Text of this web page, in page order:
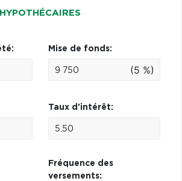
HYPOTHÉCAIRES
Mise de fonds:
(5 %)
Taux d'intérêt:
Fréquence des
versements: